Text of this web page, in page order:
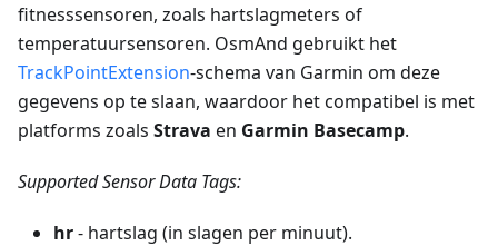
fitnesssensoren, zoals hartslagmeters of
temperatuursensoren. OsmAnd gebruikt het
TrackPointExtension-schema van Garmin om deze
gegevens op te slaan, waardoor het compatibel is met
platforms zoals Strava en Garmin Basecamp.
Supported Sensor Data Tags:
hr- hartslag (in slagen per minuut).